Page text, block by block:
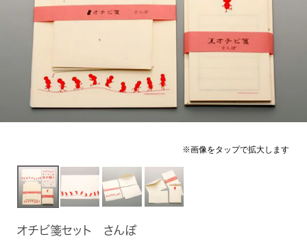
オチビ箋セット さんぽ